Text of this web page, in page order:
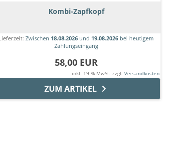
Kombi-Zapfkopf
Zwischen 18.08.2026 und 19.08.2026 bei heutigem
Zahlungseingang
58,00 EUR
inkl. 19 % MwSt. zzgl.Versandkosten
ZUM ARTIKEL